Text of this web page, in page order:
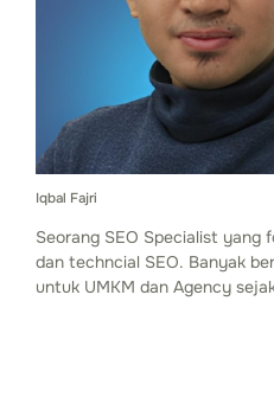
Iqbal Fajri
Seorang SEO Specialist
dan techncial SEO. Banyak
untuk UMKM dan Agency